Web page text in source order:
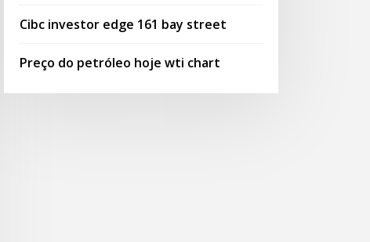
Cibc investor edge 161 bay street
Preço do petróleo hoje wti chart